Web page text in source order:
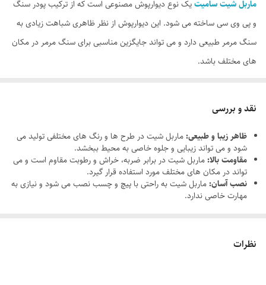
ماربل شیت سامیتیک نوع دیوارپوش مصنوعی است که از ترکیب پودر سنگ
و پی وی سی ساخته می شود. این دیوارپوش از نظر ظاهری شباهت زیادی به
سنگ مرمر طبیعی دارد و می تواند جایگزین مناسبی برای سنگ مرمر در مکان
های مختلف باشد.
نقد و بررسی
ظاهر زیبا و طبیعی:ماربل شیت در طرح ها و رنگ های مختلفی تولید می
شود و می تواند زیبایی و جلوه خاصی به محیط ببخشد.
مقاومت بالا:ماربل شیت در برابر ضربه، خراش و رطوبت مقاوم است و می
تواند در مکان های مختلف مورد استفاده قرار گیرد.
نصب آسان:ماربل شیت به راحتی با پیچ و چسب نصب می شود و نیازی به
مهارت خاصی ندارد.
نظرات